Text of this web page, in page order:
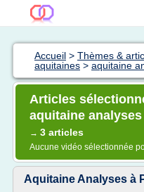
Accueil > Thèmes &
aquitaines > aquitaine
Articles
aquitaine
→ 3 articles
Aucune vidéo sélectionnée
Aquitaine Analyses à